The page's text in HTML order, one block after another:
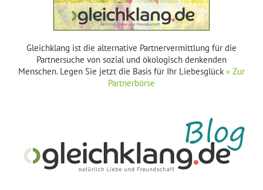
Gleichklang ist die alternative Partnervermittlung für die
Partnersuche von sozial und ökologisch denkenden
Menschen. Legen Sie jetzt die Basis für Ihr Liebesglück » Zur
Partnerbörse